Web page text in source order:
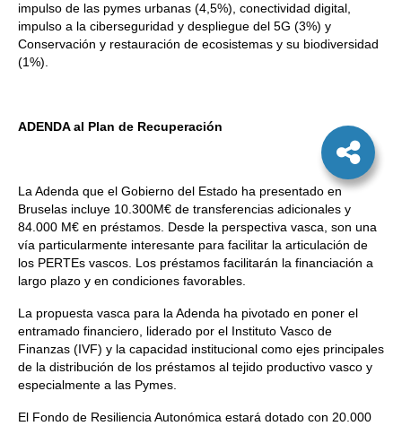
impulso de las pymes urbanas (4,5%), conectividad digital,
impulso a la ciberseguridad y despliegue del 5G (3%) y
Conservación y restauración de ecosistemas y su biodiversidad
(1%).
ADENDA al Plan de Recuperación
La Adenda que el Gobierno del Estado ha presentado en
Bruselas incluye 10.300M€ de transferencias adicionales y
84.000 M€ en préstamos. Desde la perspectiva vasca, son una
vía particularmente interesante para facilitar la articulación de
los PERTEs vascos. Los préstamos facilitarán la financiación a
largo plazo y en condiciones favorables.
La propuesta vasca para la Adenda ha pivotado en poner el
entramado financiero, liderado por el Instituto Vasco de
Finanzas (IVF) y la capacidad institucional como ejes principales
de la distribución de los préstamos al tejido productivo vasco y
especialmente a las Pymes.
El Fondo de Resiliencia Autonómica estará dotado con 20.000